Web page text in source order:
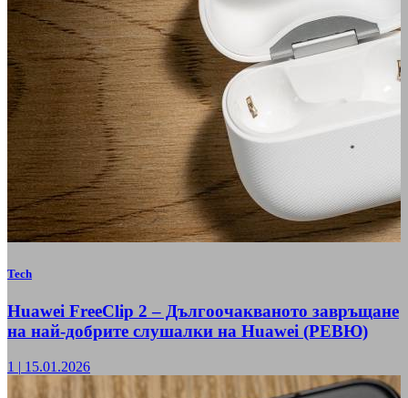
Tech
Huawei FreeClip 2 – Дългоочакваното завръщане
на най-добрите слушалки на Huawei (РЕВЮ)
1 | 15.01.2026